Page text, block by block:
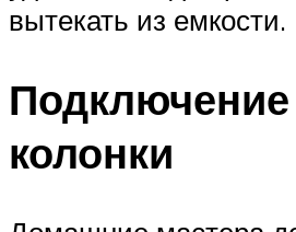
вытекать из емкости.
Подключение
колонки